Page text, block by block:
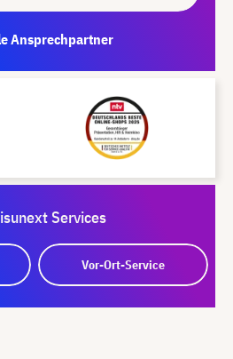
Ansprechpartner
Services
Vor-Ort-Service